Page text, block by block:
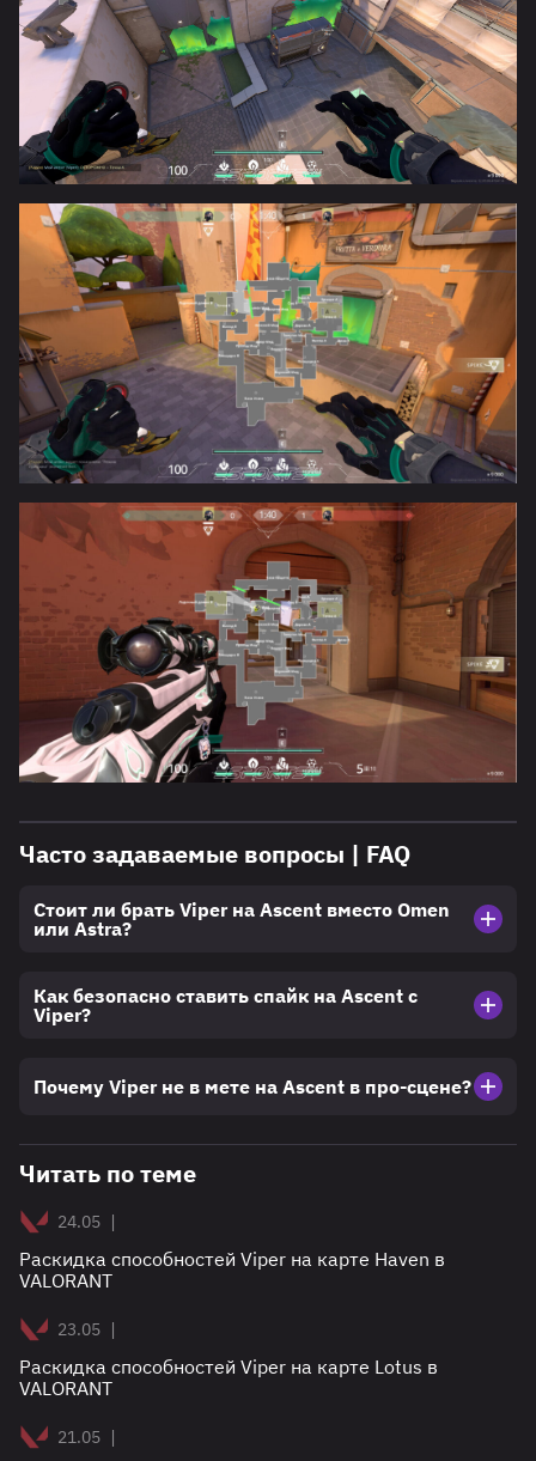
Часто задаваемые вопросы | FAQ
Стоит ли брать Viper на Ascent вместо Omen
или Astra?
Как безопасно ставить спайк на Ascent с
Viper?
Почему Viper не в мете на Ascent в про-сцене?
Читать по теме
24.05 |
Раскидка способностей Viper на карте Haven в
VALORANT
23.05 |
Раскидка способностей Viper на карте Lotus в
VALORANT
21.05 |